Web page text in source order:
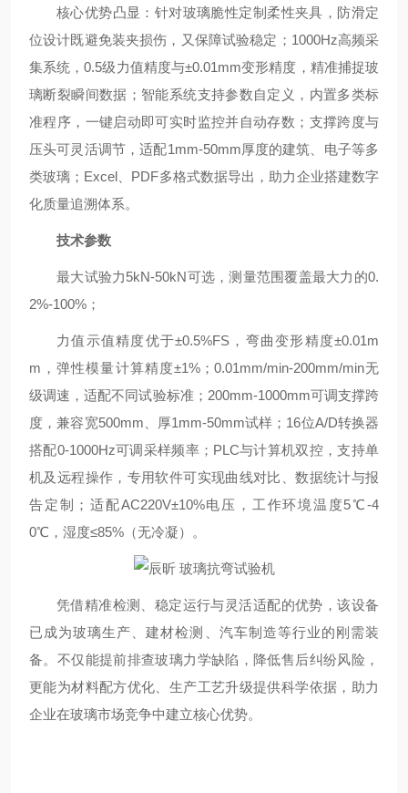
核心优势凸显：针对玻璃脆性定制柔性夹具，防滑定
位设计既避免装夹损伤，又保障试验稳定；1000Hz高频采
集系统，0.5级力值精度与±0.01mm变形精度，精准捕捉玻
璃断裂瞬间数据；智能系统支持参数自定义，内置多类标
准程序，一键启动即可实时监控并自动存数；支撑跨度与
压头可灵活调节，适配1mm-50mm厚度的建筑、电子等多
类玻璃；Excel、PDF多格式数据导出，助力企业搭建数字
化质量追溯体系。
技术参数
最大试验力5kN-50kN可选，测量范围覆盖最大力的0.
2%-100%；
力值示值精度优于±0.5%FS，弯曲变形精度±0.01m
m，弹性模量计算精度±1%；0.01mm/min-200mm/min无
级调速，适配不同试验标准；200mm-1000mm可调支撑跨
度，兼容宽500mm、厚1mm-50mm试样；16位A/D转换器
搭配0-1000Hz可调采样频率；PLC与计算机双控，支持单
机及远程操作，专用软件可实现曲线对比、数据统计与报
告定制；适配AC220V±10%电压，工作环境温度5℃-4
0℃，湿度≤85%（无冷凝）。
凭借精准检测、稳定运行与灵活适配的优势，该设备
已成为玻璃生产、建材检测、汽车制造等行业的刚需装
备。不仅能提前排查玻璃力学缺陷，降低售后纠纷风险，
更能为材料配方优化、生产工艺升级提供科学依据，助力
企业在玻璃市场竞争中建立核心优势。